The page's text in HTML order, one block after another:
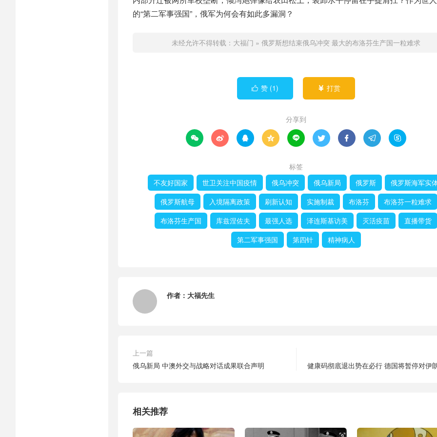
的“第二军事强国”，俄军为何会有如此多漏洞？
未经允许不得转载： 大福门 » 俄罗斯想结束俄乌冲突 最大的布洛芬生产国一粒难求
 赞 (1)  打赏
分享到
        
标签
不友好国家
世卫关注中国疫情 俄乌冲突 俄乌新局 俄罗斯
俄罗斯海军实
俄罗斯航母
入境隔离政策 刷新认知 实施制裁 布洛芬
布洛芬一粒难求
布洛芬生产国
库兹涅佐夫 最强人选 泽连斯基访美 灭活疫苗
直播带货
第二军事强国
第四针 精神病人
作者： 大福先生
上一篇
俄乌新局 中澳外交与战略对话成果联合声明
健康码彻底退出势在必行 德国将暂停对伊
相关推荐